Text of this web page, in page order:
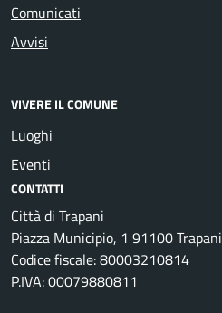
Comunicati
Avvisi
VIVERE IL COMUNE
Luoghi
Eventi
CONTATTI
Città di Trapani
Piazza Municipio, 1 91100 Trapani
Codice fiscale: 80003210814
P.IVA: 00079880811